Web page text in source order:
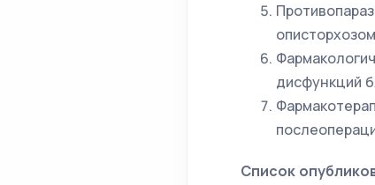
дисфункций
Список